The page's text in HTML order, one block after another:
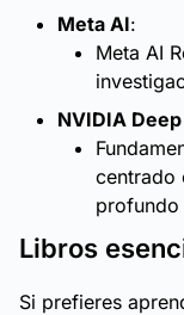
Meta AI:
Meta AI
NVIDIA
centrado
profundo
Libros
Si prefieres